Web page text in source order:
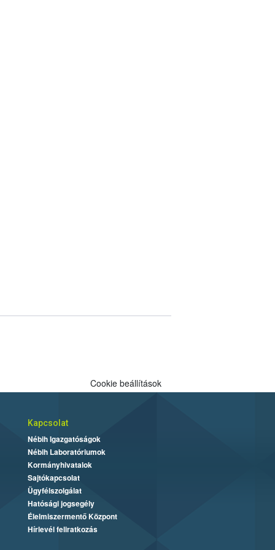
Cookie beállítások
Kapcsolat
Nébih Igazgatóságok
Nébih Laboratóriumok
Kormányhivatalok
Sajtókapcsolat
Ügyfélszolgálat
Hatósági jogsegély
Élelmiszermentő Központ
Hírlevél feliratkozás